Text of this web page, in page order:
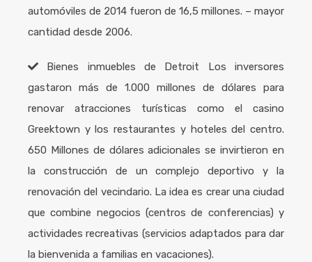
automóviles de 2014 fueron de 16,5 millones. – mayor
cantidad desde 2006.
Bienes inmuebles de Detroit Los inversores
gastaron más de 1.000 millones de dólares para
renovar atracciones turísticas como el casino
Greektown y los restaurantes y hoteles del centro.
650 Millones de dólares adicionales se invirtieron en
la construcción de un complejo deportivo y la
renovación del vecindario. La idea es crear una ciudad
que combine negocios (centros de conferencias) y
actividades recreativas (servicios adaptados para dar
la bienvenida a familias en vacaciones).